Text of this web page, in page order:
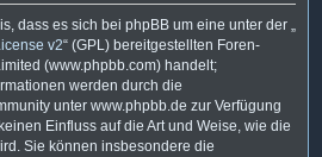
dass es sich bei phpBB um eine unter der „
v2“ (GPL) bereitgestellten Foren-
(www.phpbb.com) handelt;
werden durch die
unter www.phpbb.de zur Verfügung
Einfluss auf die Art und Weise, wie die
Sie können insbesondere die